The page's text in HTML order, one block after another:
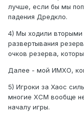
лучше, если бы мы
падения Дредкло.
4) Мы ходили вторыми
развертывания
очков резерва,
Далее - мой ИМХО,
5) Игроки за Хаос
многие ХСМ вообще
началу игры.